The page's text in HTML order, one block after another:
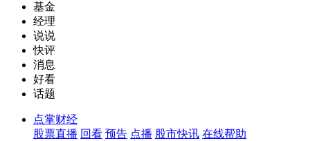
基金
经理
说说
快评
消息
好看
话题
点掌财经
股票直播 回看 预告 点播 股市快讯 在线帮助